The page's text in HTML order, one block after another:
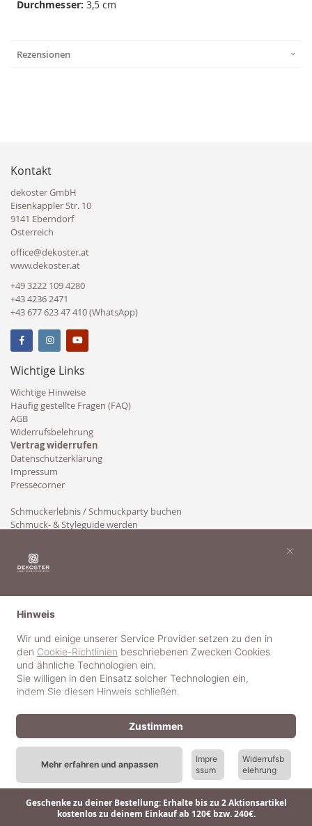
Geschenke zu deiner Bestellung: Erhalte bis zu 2 Aktionsartikel
kostenlos zu deinem Einkauf ab 120€ bzw. 240€.
Durchmesser: 3,5 cm
Rezensionen
Kontakt
dekoster GmbH
Eisenkappler Str. 10
9141 Eberndorf
Österreich
office@dekoster.at
www.dekoster.at
+49 3222 109 4280
+43 4236 2471
+43 677 623 47 410 (WhatsApp)
Wichtige Links
Wichtige Hinweise
Häufig gestellte Fragen (FAQ)
AGB
Widerrufsbelehrung
Vertrag widerrufen
Datenschutzerklärung
Impressum
Pressecorner
Schmuckerlebnis / Schmuckparty buchen
Schmuck- & Styleguide werden
© 2018-2025 dekoster GmbH
Hinweis
Wir und einige unserer Service Provider setzen zu den in
den Cookie-Richtlinien beschriebenen Zwecken Cookies
und ähnliche Technologien ein.
Sie willigen in den Einsatz solcher Technologien ein,
indem Sie diesen Hinweis schließen.
Mehr erfahren und anpassen
Impre
ssum
Widerrufsb
elehrung
Zustimmen
×